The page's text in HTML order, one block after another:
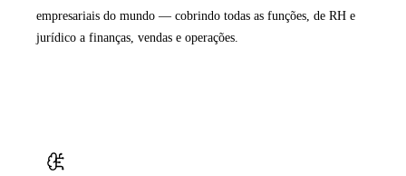
empresariais do mundo — cobrindo todas as funções, de RH e
jurídico a finanças, vendas e operações.